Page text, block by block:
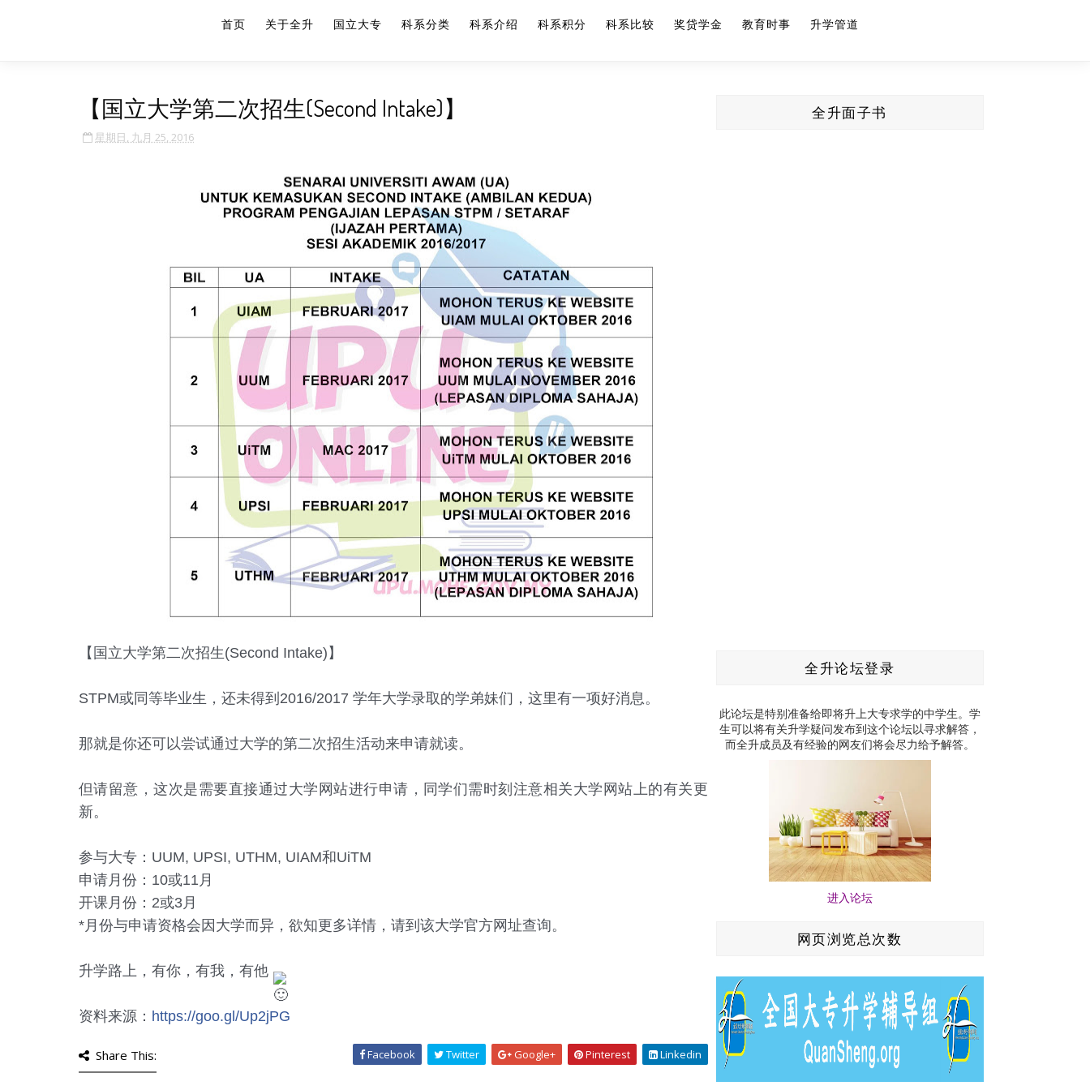
首页 关于全升 国立大专 科系分类 科系介绍 科系积分 科系比较 奖贷学金 教育时事 升学管道
【国立大学第二次招生(Second Intake)】
星期日, 九月 25, 2016
【国立大学第二次招生(Second Intake)】
STPM或同等毕业生，还未得到2016/2017 学年大学录取的学弟妹们，这里有一项好消息。
那就是你还可以尝试通过大学的第二次招生活动来申请就读。
但请留意，这次是需要直接通过大学网站进行申请，同学们需时刻注意相关大学网站上的有关更
新。
参与大专：UUM, UPSI, UTHM, UIAM和UiTM
申请月份：10或11月
开课月份：2或3月
*月份与申请资格会因大学而异，欲知更多详情，请到该大学官方网址查询。
升学路上，有你，有我，有他
资料来源： https://goo.gl/Up2jPG
Share This: Facebook Twitter Google+ Pinterest Linkedin
全升面子书
全升论坛登录
此论坛是特别准备给即将升上大专求学的中学生。学
生可以将有关升学疑问发布到这个论坛以寻求解答，
而全升成员及有经验的网友们将会尽力给予解答。
进入论坛
网页浏览总次数